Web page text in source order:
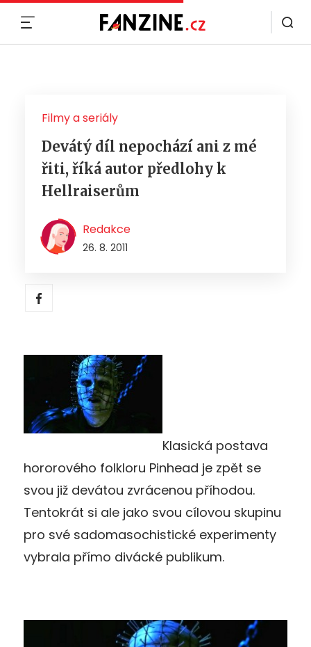
Filmy a seriály
Devátý díl nepochází ani z mé
řiti, říká autor předlohy k
Hellraiserům
Redakce
26. 8. 2011
Klasická postava
hororového folkloru Pinhead je zpět se
svou již devátou zvrácenou příhodou.
Tentokrát si ale jako svou cílovou skupinu
pro své sadomasochistické experimenty
vybrala přímo divácké publikum.